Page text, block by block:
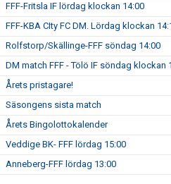
FFF-Fritsla IF lördag klockan 14:00
FFF-KBA CIty FC DM. Lördag klockan
Rolfstorp/Skällinge-FFF söndag 14:00
DM match FFF - Tölö IF söndag klockan
Årets pristagare!
Säsongens sista match
Årets Bingolottokalender
Veddige BK- FFF lördag 15:00
Anneberg-FFF lördag 13:00